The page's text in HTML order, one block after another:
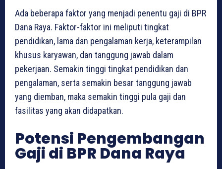
Ada beberapa faktor yang menjadi penentu gaji di BPR
Dana Raya. Faktor-faktor ini meliputi tingkat
pendidikan, lama dan pengalaman kerja, keterampilan
khusus karyawan, dan tanggung jawab dalam
pekerjaan. Semakin tinggi tingkat pendidikan dan
pengalaman, serta semakin besar tanggung jawab
yang diemban, maka semakin tinggi pula gaji dan
fasilitas yang akan didapatkan.
Potensi Pengembangan
Gaji di BPR Dana Raya